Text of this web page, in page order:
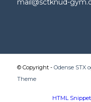
mail@sctknud-
© Copyright - Odense STX
Theme
HTML